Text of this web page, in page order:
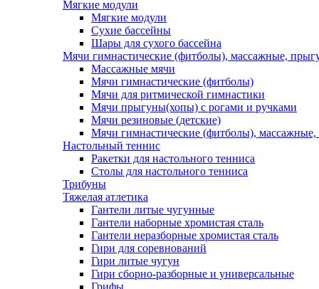
Мягкие модули
Мягкие модули
Сухие бассейны
Шары для сухого бассейна
Мячи гимнастические (фитболы), массажные,
Массажные мячи
Мячи гимнастические (фитболы)
Мячи для ритмической гимнастики
Мячи прыгуны(хопы) с рогами и ручками
Мячи резиновые (детские)
Мячи гимнастические (фитболы),
Настольный теннис
Ракетки для настольного тенниса
Столы для настольного тенниса
Трибуны
Тяжелая атлетика
Гантели литые чугунные
Гантели наборные хромистая сталь
Гантели неразборные хромистая сталь
Гири для соревнований
Гири литые чугун
Гири сборно-разборные и универсальные
Грифы